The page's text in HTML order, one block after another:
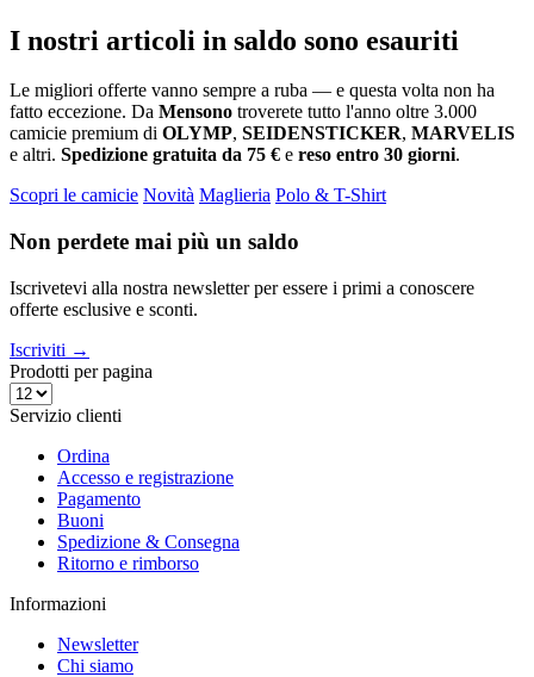
I nostri articoli in saldo sono esauriti
Le migliori offerte vanno sempre a ruba — e questa volta non ha
fatto eccezione. Da Mensono troverete tutto l'anno oltre 3.000
camicie premium di OLYMP, SEIDENSTICKER, MARVELIS
e altri. Spedizione gratuita da 75 € e reso entro 30 giorni.
Scopri le camicie Novità Maglieria Polo & T-Shirt
Non perdete mai più un saldo
Iscrivetevi alla nostra newsletter per essere i primi a conoscere
offerte esclusive e sconti.
Iscriviti →
Prodotti per pagina
Servizio clienti
Ordina
Accesso e registrazione
Pagamento
Buoni
Spedizione & Consegna
Ritorno e rimborso
Informazioni
Newsletter
Chi siamo